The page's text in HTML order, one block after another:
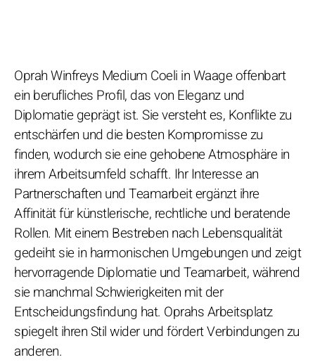
Oprah Winfreys Medium Coeli in Waage offenbart
ein berufliches Profil, das von Eleganz und
Diplomatie geprägt ist. Sie versteht es, Konflikte zu
entschärfen und die besten Kompromisse zu
finden, wodurch sie eine gehobene Atmosphäre in
ihrem Arbeitsumfeld schafft. Ihr Interesse an
Partnerschaften und Teamarbeit ergänzt ihre
Affinität für künstlerische, rechtliche und beratende
Rollen. Mit einem Bestreben nach Lebensqualität
gedeiht sie in harmonischen Umgebungen und zeigt
hervorragende Diplomatie und Teamarbeit, während
sie manchmal Schwierigkeiten mit der
Entscheidungsfindung hat. Oprahs Arbeitsplatz
spiegelt ihren Stil wider und fördert Verbindungen zu
anderen.